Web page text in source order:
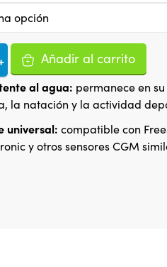
Añadir al carrito
al agua: permanece en
la natación y la actividad
universal: compatible con
y otros sensores CGM